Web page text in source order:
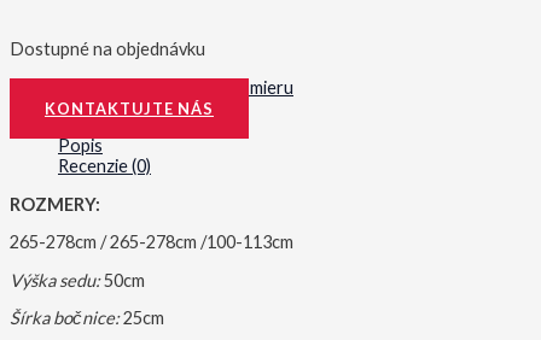
Dostupné na objednávku
Sedacie súpravy na mieru
KONTAKTUJTE NÁS
Popis
Recenzie (0)
ROZMERY:
265-278cm / 265-278cm /100-113cm
Výška sedu:50cm
Šírka bočnice:25cm